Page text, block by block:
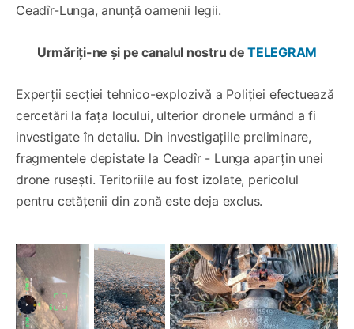
Ceadîr-Lunga, anunță oamenii legii.
Urmăriți-ne și pe canalul nostru deTELEGRAM
Experții secției tehnico-explozivă a Poliției efectuează
cercetări la fața locului, ulterior dronele urmând a fi
investigate în detaliu. Din investigațiile preliminare,
fragmentele depistate la Ceadîr - Lunga aparțin unei
drone rusești. Teritoriile au fost izolate, pericolul
pentru cetățenii din zonă este deja exclus.